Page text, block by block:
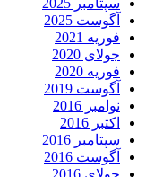
آگوست 2025
فوریه 2021
جولای 2020
فوریه 2020
آگوست 2019
نوامبر 2016
اکتبر 2016
سپتامبر 2016
آگوست 2016
جولای 2016